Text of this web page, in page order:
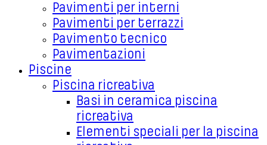
Pavimenti per interni
Pavimenti per terrazzi
Pavimento tecnico
Pavimentazioni
Piscine
Piscina ricreativa
Basi in ceramica piscina
ricreativa
Elementi speciali per la piscina